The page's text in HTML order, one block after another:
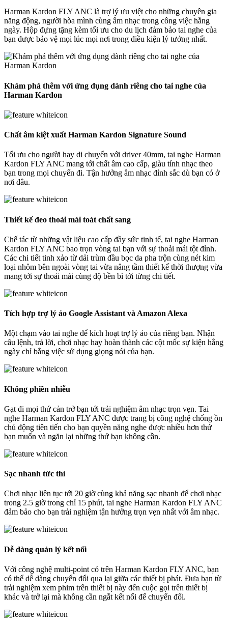
Harman Kardon FLY ANC là trợ lý ưu việt cho những chuyên gia
năng động, người hòa mình cùng âm nhạc trong công việc hằng
ngày. Hộp đựng tặng kèm tối ưu cho du lịch đảm bảo tai nghe của
bạn được bảo vệ mọi lúc mọi nơi trong điều kiện lý tưởng nhất.
Khám phá thêm với ứng dụng dành riêng cho tai nghe của
Harman Kardon
Chất âm kiệt xuất Harman Kardon Signature Sound
Tối ưu cho người hay di chuyển với driver 40mm, tai nghe Harman
Kardon FLY ANC mang tới chất âm cao cấp, giàu tính nhạc theo
bạn trong mọi chuyến đi. Tận hưởng âm nhạc đỉnh sắc dù bạn có ở
nơi đâu.
Thiết kế đeo thoải mái toát chất sang
Chế tác từ những vật liệu cao cấp đầy sức tinh tế, tai nghe Harman
Kardon FLY ANC bao trọn vòng tai bạn với sự thoải mái tột đỉnh.
Các chi tiết tinh xảo từ dải trùm đầu bọc da pha trộn cùng nét kim
loại nhôm bên ngoài vòng tai vừa nâng tầm thiết kế thời thượng vừa
mang tới sự thoải mái cùng độ bền bì tới từng chi tiết.
Tích hợp trợ lý ảo Google Assistant và Amazon Alexa
Một chạm vào tai nghe để kích hoạt trợ lý ảo của riêng bạn. Nhận
câu lệnh, trả lời, chơi nhạc hay hoàn thành các cột mốc sự kiện hằng
ngày chỉ bằng việc sử dụng giọng nói của bạn.
Không phiền nhiễu
Gạt đi mọi thứ cản trở bạn tới trải nghiệm âm nhạc trọn vẹn. Tai
nghe Harman Kardon FLY ANC được trang bị công nghệ chống ồn
chủ động tiên tiến cho bạn quyền năng nghe được nhiều hơn thứ
bạn muốn và ngăn lại những thứ bạn không cần.
Sạc nhanh tức thì
Chơi nhạc liên tục tới 20 giờ cùng khả năng sạc nhanh để chơi nhạc
trong 2.5 giờ trong chỉ 15 phút, tai nghe Harman Kardon FLY ANC
đảm bảo cho bạn trải nghiệm tận hưởng trọn vẹn nhất với âm nhạc.
Dễ dàng quản lý kết nối
Với công nghệ multi-point có trên Harman Kardon FLY ANC, bạn
có thể dễ dàng chuyển đổi qua lại giữa các thiết bị phát. Đưa bạn từ
trải nghiệm xem phim trên thiết bị này đến cuộc gọi trên thiết bị
khác và trở lại mà không cần ngắt kết nối để chuyển đổi.